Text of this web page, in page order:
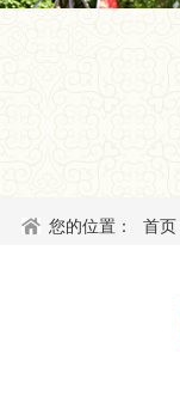
您的位置： 首页